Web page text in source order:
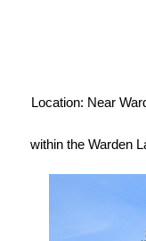
Location: Near
within the Warden